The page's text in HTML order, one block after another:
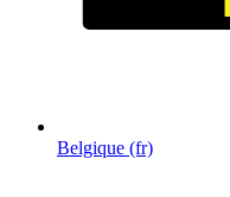
Belgique (fr)